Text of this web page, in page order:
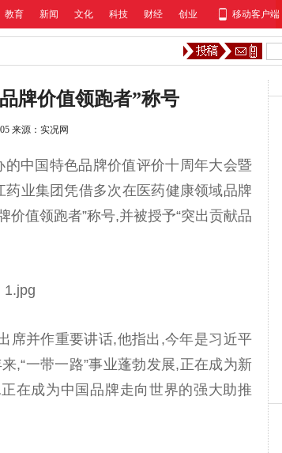
教育 新闻 文化 科技 财经 创业 移动客户端
牌价值领跑者”称号
来源：实况网
中国特色品牌价值评价十周年大会暨
业集团凭借多次在医药健康领域品牌
价值领跑者”称号,并被授予“突出贡献品
席并作重要讲话,他指出,今年是习近平
,“一带一路”事业蓬勃发展,正在成为新
在成为中国品牌走向世界的强大助推